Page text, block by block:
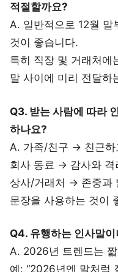
적절할까요?
A. 일반적으로 12월 말
것이 좋습니다.
특히 직장 및 거래처에
말 사이에 미리 전달하
Q3. 받는 사람에 따라
하나요?
A. 가족/친구 → 친근하
회사 동료 → 감사와 격
상사/거래처 → 존중과
문장을 사용하는 것이
Q4. 유행하는 인사말
A. 2026년 트렌드는
예: “2026년엔 말처럼